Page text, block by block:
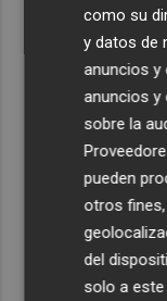
como su
y datos de
anuncios y
anuncios y
sobre la
pueden
otros
del
solo a